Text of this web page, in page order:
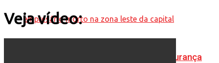
Segurança Presente: Forças de Segurança
Veja vídeo: